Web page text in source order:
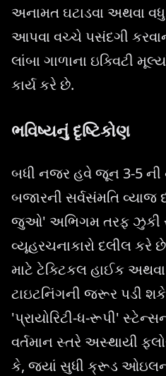
અનામત ઘટાડવા અથવા
આપવા વચ્ચે પસંદગી
લાંબા ગાળાના ઇક્વિટી
કાર્ય કરે છે.
ભવિષ્યનું દૃષ્ટિકોણ
બધી નજર હવે જૂન 3-5 ની
બજારની સર્વસંમતિ
જુઓ' અભિગમ તરફ ઝુકી
વ્યૂહરચનાકારો દલીલ કરે
માટે ટેક્ટિકલ હાઈક અથવા
ટાઇટનિંગની જરૂર પડી
'પ્રાયોરિટી-ધ-રૂપી'
વર્તમાન સ્તરે અસ્થાયી
કે, જ્યાં સુધી ક્રૂડ